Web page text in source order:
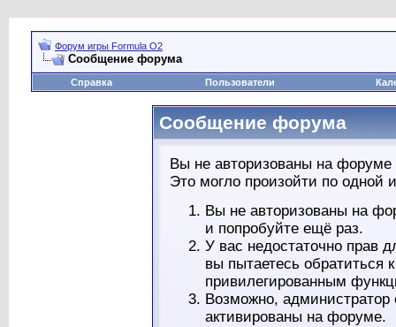
Форум игры Formula O2
Сообщение форума
Справка Пользователи
Сообщение форума
Вы не авторизованы на форуме
Это могло произойти по одной
Вы не авторизованы на
и попробуйте ещё раз.
У вас недостаточно прав
вы пытаетесь обратиться
привилегированным
Возможно,
активированы на форуме.